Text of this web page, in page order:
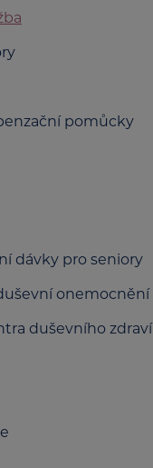
pomůcky
dávky pro seniory
onemocnění
duševního zdraví